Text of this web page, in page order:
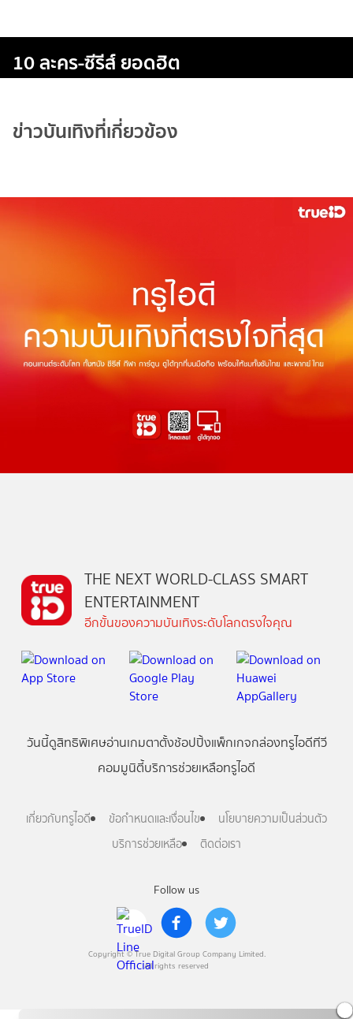
10 ละคร-ซีรีส์ ยอดฮิต
ข่าวบันเทิงที่เกี่ยวข้อง
Follow us
Copyright © True Digital Group Company Limited.
All rights reserved
THE NEXT WORLD-CLASS SMART
ENTERTAINMENT
อีกขั้นของความบันเทิงระดับโลกตรงใจคุณ
วันนี้ดูสิทธิพิเศษอ่านเกมตาตั้งช้อปปิ้งแพ็กเกจกล่องทรูไอดีทีวี
คอมมูนิตี้บริการช่วยเหลือทรูไอดี
เกี่ยวกับทรูไอดี ข้อกำหนดและเงื่อนไข
นโยบายความเป็นส่วนตัว
บริการช่วยเหลือ
ติดต่อเรา